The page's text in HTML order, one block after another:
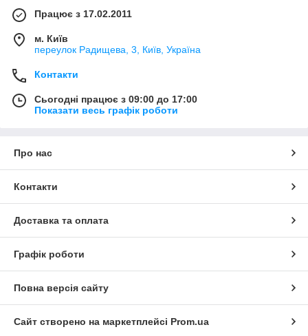
Працює з 17.02.2011
м. Київ
переулок Радищева, 3, Київ, Україна
Контакти
Сьогодні працює з 09:00 до 17:00
Показати весь графік роботи
Про нас
Контакти
Доставка та оплата
Графік роботи
Повна версія сайту
Сайт створено на маркетплейсі Prom.ua